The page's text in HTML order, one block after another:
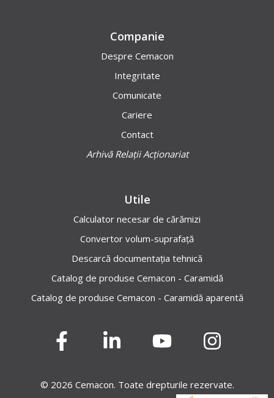
Companie
Despre Cemacon
Integritate
Comunicate
Cariere
Contact
Arhivă Relații Acționariat
Utile
Calculator necesar de cărămizi
Convertor volum-suprafață
Descarcă documentația tehnică
Catalog de produse Cemacon - Caramidă
Catalog de produse Cemacon - Caramidă aparentă
© 2026 Cemacon. Toate drepturile rezervate.